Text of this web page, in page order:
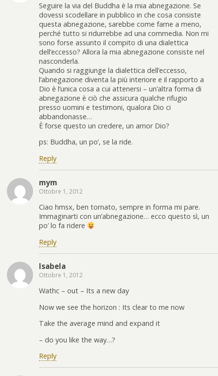
Seguire la via del Buddha è la mia abnegazione. Se
dovessi scodellare in pubblico in che cosa consiste
questa abnegazione, sarebbe come farne a meno,
perché tutto si ridurrebbe ad una commedia. Non mi
sono forse assunto il compito di una dialettica
dell’eccesso? Allora la mia abnegazione consiste nel
nasconderla.
Quando si raggiunge la dialettica dell’eccesso,
l’abnegazione diventa la più interiore e il rapporto a
Dio è l’unica cosa a cui attenersi – un’altra forma di
abnegazione è ciò che assicura qualche rifugio
presso uomini e testimoni, qualora Dio ci
abbandonasse…
È forse questo un credere, un amor Dio?
ps: Buddha, un po’, se la ride.
Reply
mym
Ottobre 1, 2012
Ciao hmsx, ben tornato, sempre in forma mi pare.
Immaginarti con un’abnegazione… ecco questo sì, un
po’ lo fa ridere
Reply
Isabela
Ottobre 1, 2012
Wathc – out – Its a new day
Now we see the horizon : Its clear to me now
Take the average mind and expand it
– do you like the way…?
Reply